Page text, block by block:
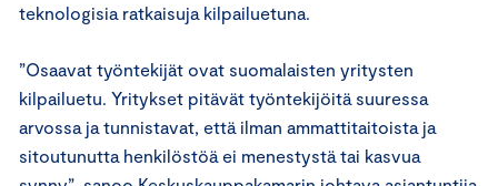
teknologisia ratkaisuja kilpailuetuna.
”Osaavat työntekijät ovat suomalaisten yritysten
kilpailuetu. Yritykset pitävät työntekijöitä suuressa
arvossa ja tunnistavat, että ilman ammattitaitoista ja
sitoutunutta henkilöstöä ei menestystä tai kasvua